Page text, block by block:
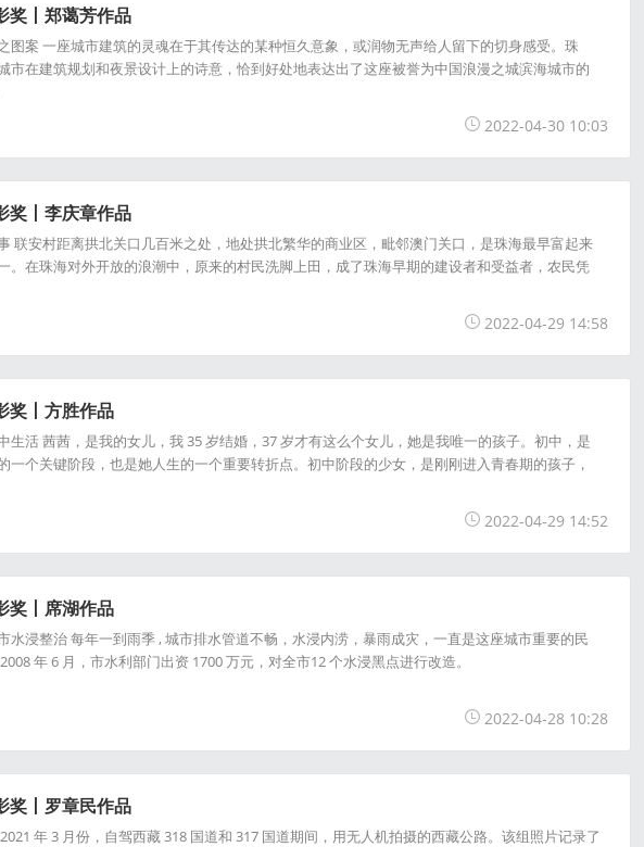
奖丨郑蔼芳作品
图案 一座城市建筑的灵魂在于其传达的某种恒久意象，或润物无声给人留下的切身感受。珠
市在建筑规划和夜景设计上的诗意，恰到好处地表达出了这座被誉为中国浪漫之城滨海城市的
2022-04-30 10:03
奖丨李庆章作品
联安村距离拱北关口几百米之处，地处拱北繁华的商业区，毗邻澳门关口，是珠海最早富起来
。在珠海对外开放的浪潮中，原来的村民洗脚上田，成了珠海早期的建设者和受益者，农民凭
2022-04-29 14:58
奖丨方胜作品
生活 茜茜，是我的女儿，我 35 岁结婚，37 岁才有这么个女儿，她是我唯一的孩子。初中，是
一个关键阶段，也是她人生的一个重要转折点。初中阶段的少女，是刚刚进入青春期的孩子，
2022-04-29 14:52
奖丨席湖作品
水浸整治 每年一到雨季 , 城市排水管道不畅，水浸内涝，暴雨成灾，一直是这座城市重要的民
年 6 月，市水利部门出资 1700 万元，对全市12 个水浸黑点进行改造。
2022-04-28 10:28
奖丨罗章民作品
年 3 月份，自驾西藏 318 国道和 317 国道期间，用无人机拍摄的西藏公路。该组照片记录了